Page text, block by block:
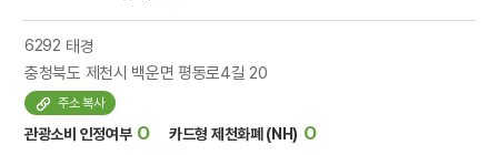
6292 태경
충청북도 제천시 백운면 평동로4길 20
주소 복사
관광소비 인정여부 O 카드형 제천화폐 (NH) O